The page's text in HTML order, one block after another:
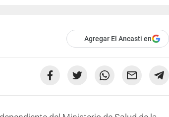
Agregar El Ancasti en